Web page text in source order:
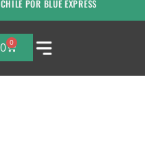
POR BLUE EXPRESS
0 0